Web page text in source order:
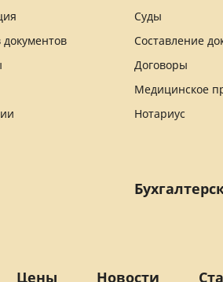
Суды
Составление
Договоры
Медицинское
Нотариус
Цены Новости